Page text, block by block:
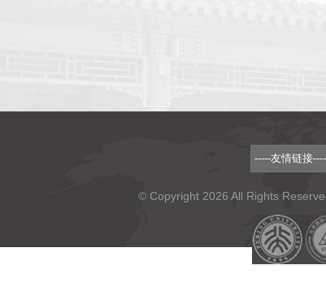
© Copyright 2026 All Rights